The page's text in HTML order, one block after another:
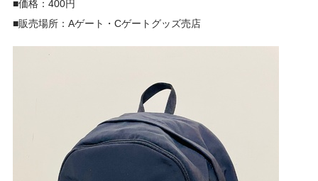
■価格：400円
■販売場所：Aゲート・Cゲートグッズ売店